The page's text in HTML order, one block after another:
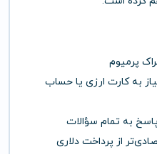
پرمیوم
به کارت ارزی یا حساب
به تمام سؤالات
از پرداخت دلاری